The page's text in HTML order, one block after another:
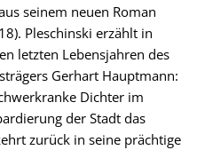
seinem neuen Roman
Pleschinski erzählt in
letzten Lebensjahren des
Gerhart Hauptmann:
Dichter im
der Stadt das
zurück in seine prächtige